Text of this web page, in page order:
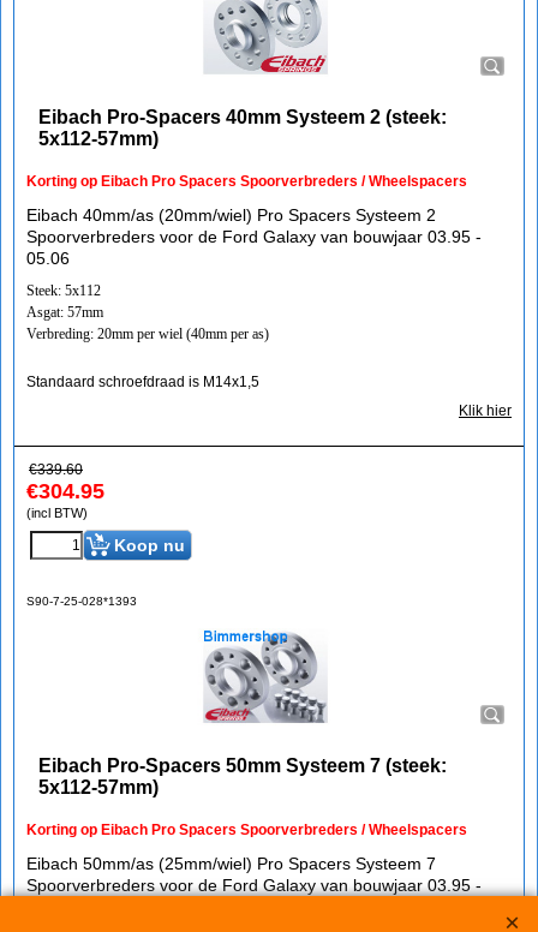
Eibach Pro-Spacers 40mm Systeem 2 (steek:
5x112-57mm)
Korting op Eibach Pro Spacers Spoorverbreders / Wheelspacers
Eibach 40mm/as (20mm/wiel) Pro Spacers Systeem 2
Spoorverbreders voor de Ford Galaxy van bouwjaar 03.95 -
05.06
Steek: 5x112
Asgat: 57mm
Verbreding: 20mm per wiel (40mm per as)
Standaard schroefdraad is M14x1,5
Klik hier
€339.60
€304.95
(incl BTW)
Koop nu
S90-7-25-028*1393
Eibach Pro-Spacers 50mm Systeem 7 (steek:
5x112-57mm)
Korting op Eibach Pro Spacers Spoorverbreders / Wheelspacers
Eibach 50mm/as (25mm/wiel) Pro Spacers Systeem 7
Spoorverbreders voor de Ford Galaxy van bouwjaar 03.95 -